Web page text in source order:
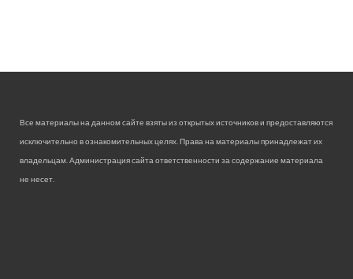
Все материалы на данном сайте взяты из открытых источников и предоставляются
исключительно в ознакомительных целях. Права на материалы принадлежат их
владельцам. Администрация сайта ответственности за содержание материала
не несет.